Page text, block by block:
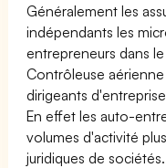
Généralement les
indépendants les
entrepreneurs dans
Contrôleuse
dirigeants
En effet les auto-
volumes d'activité
juridiques de